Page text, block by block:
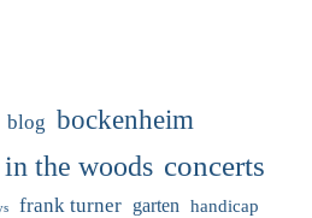
blog bockenheim
the woods concerts
frank turner garten handicap